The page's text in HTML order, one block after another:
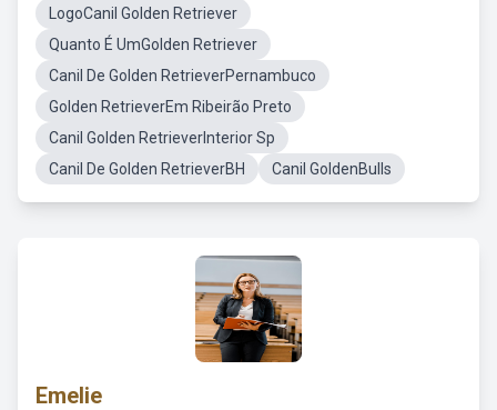
LogoCanil Golden Retriever
Quanto É UmGolden Retriever
Canil De Golden RetrieverPernambuco
Golden RetrieverEm Ribeirão Preto
Canil Golden RetrieverInterior Sp
Canil De Golden RetrieverBH
Canil GoldenBulls
Emelie